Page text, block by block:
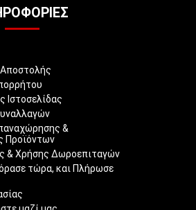
Ιστοσελίδας
&
Προϊόντων
& Χρήσης Δωροεπιταγών
τώρα, και Πλήρωσε